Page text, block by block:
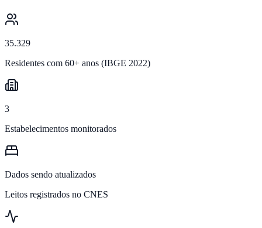
35.329
Residentes com 60+ anos (IBGE 2022)
3
Estabelecimentos monitorados
Dados sendo atualizados
Leitos registrados no CNES